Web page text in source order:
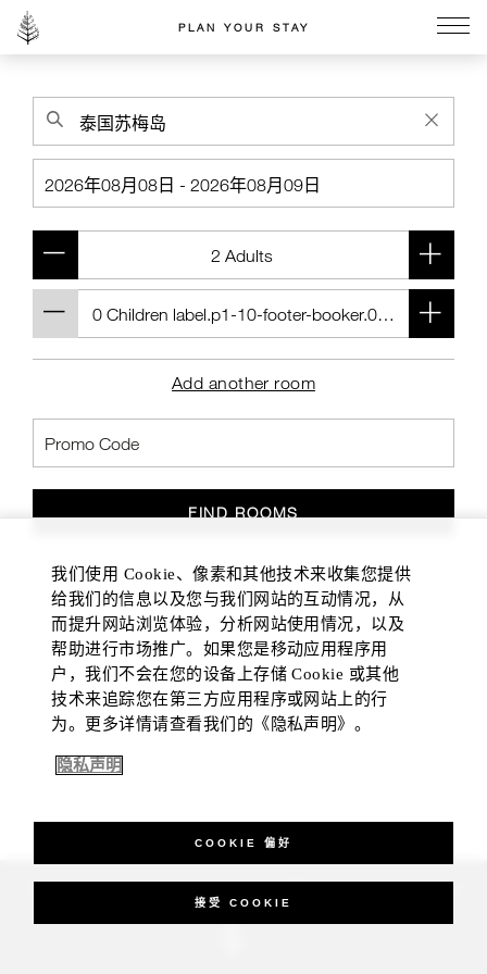
PLAN YOUR STAY
Add another room
FIND ROOMS
_Four Seasons Hotels Limited 1997-2026. All Rights Reserved.
我们使用 Cookie、像素和其他技术来收集您提供
给我们的信息以及您与我们网站的互动情况，从
而提升网站浏览体验，分析网站使用情况，以及
帮助进行市场推广。如果您是移动应用程序用
户，我们不会在您的设备上存储 Cookie 或其他
技术来追踪您在第三方应用程序或网站上的行
为。更多详情请查看我们的《隐私声明》。
隐私声明
COOKIE 偏好
接受 COOKIE